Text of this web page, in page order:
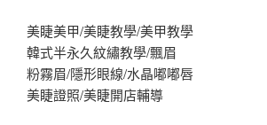
美睫美甲/美睫教學/美甲教學
韓式半永久紋繡教學/飄眉
粉霧眉/隱形眼線/水晶嘟嘟唇
美睫證照/美睫開店輔導